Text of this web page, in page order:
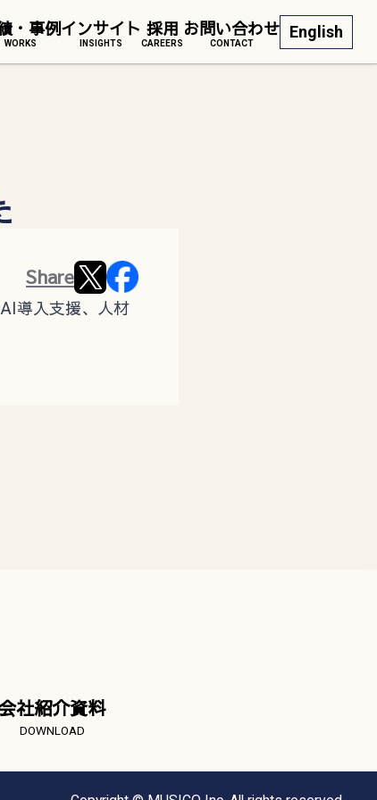
・事例
WORKS
インサイト
INSIGHTS
採用
CAREERS
お問い合わせ
CONTACT
English
Share
導入支援、人材
社紹介資料
DOWNLOAD